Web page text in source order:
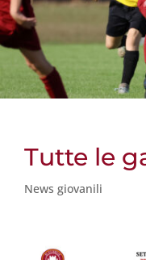
Tutte le
News giovanili